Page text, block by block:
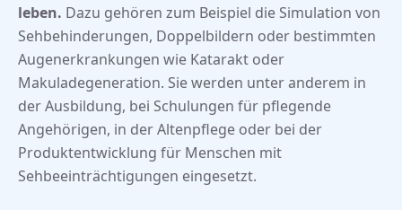
leben. Dazu gehören zum Beispiel die Simulation von
Sehbehinderungen, Doppelbildern oder bestimmten
Augenerkrankungen wie Katarakt oder
Makuladegeneration. Sie werden unter anderem in
der Ausbildung, bei Schulungen für pflegende
Angehörigen, in der Altenpflege oder bei der
Produktentwicklung für Menschen mit
Sehbeeinträchtigungen eingesetzt.